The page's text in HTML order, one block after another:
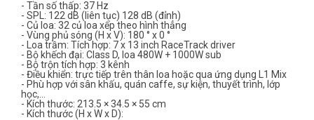
- Tần số thấp: 37 Hz
- SPL: 122 dB (liên tục) 128 dB (đỉnh)
- Củ loa: 32 củ loa xếp theo hình thẳng
- Vùng phủ sóng (H x V): 180 ° x 0 °
- Loa trầm: Tích hợp: 7 x 13 inch RaceTrack driver
- Bộ khếch đại: Class D, loa 480W + 1000W sub
- Bộ trộn tích hợp: 3 kênh
- Điều khiển: trực tiếp trên thân loa hoặc qua ứng dụng L1 Mix
- Phù hợp với sân khấu, quán caffe, sự kiện, thuyết trình, lớp
học,…
- Kích thước: 213.5 × 34.5 × 55 cm
- Kích thước (H x W x D):